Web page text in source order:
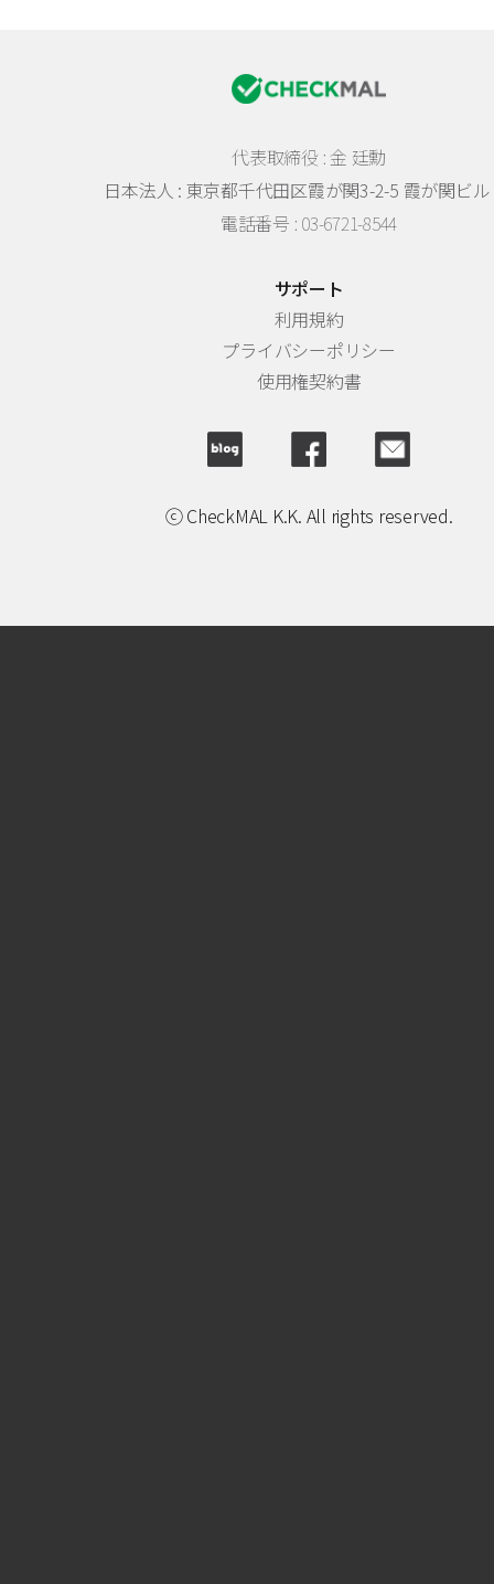
代表取締役 : 金 廷勳
日本法人 : 東京都千代田区霞が関3-2-5 霞が関ビル
電話番号 : 03-6721-8544
サポート
利用規約
プライバシーポリシー
使用権契約書
ⓒ CheckMAL K.K. All rights reserved.